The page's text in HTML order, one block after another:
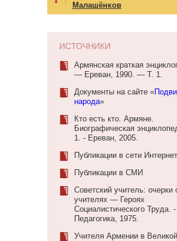
Малашёнков
ИСТОЧНИКИ
Армянская краткая
— Ереван, 1990. — Т. 1.
Документы на сайте «
народа»
Кто есть кто. Армяне.
Биографическая
1. - Ереван, 2005.
Публикации в сети Интернет
Публикации в СМИ
Советский учитель: очерки
учителях — Героях
Социалистического Труда.
Педагогика, 1975.
Учителя Армении в Великой